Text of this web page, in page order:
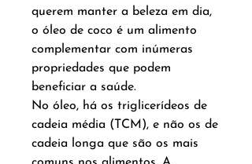
querem manter a beleza em dia,
o óleo de coco é um alimento
complementar com inúmeras
propriedades que podem
beneficiar a saúde.
No óleo, há os triglicerídeos de
cadeia média (TCM), e não os de
cadeia longa que são os mais